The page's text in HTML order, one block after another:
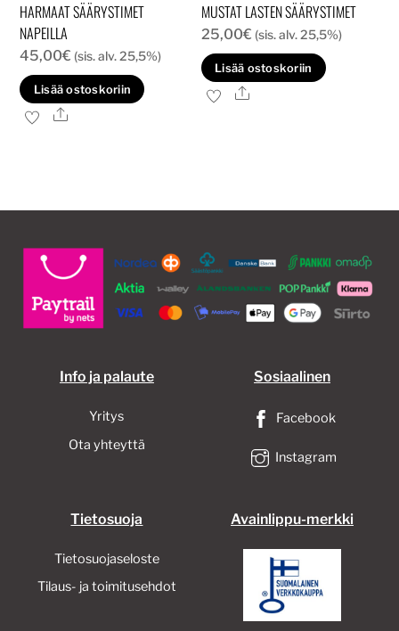
HARMAAT SÄÄRYSTIMET
NAPEILLA
45,00€ (sis. alv. 25,5%)
Lisää ostoskoriin
Ale
MUSTAT LASTEN SÄÄRYSTIMET
25,00€ (sis. alv. 25,5%)
Lisää ostoskoriin
Ale
Info ja palaute
Yritys
Ota yhteyttä
Sosiaalinen
Facebook
Instagram
Tietosuoja
Tietosuojaseloste
Tilaus- ja toimitusehdot
Avainlippu-merkki